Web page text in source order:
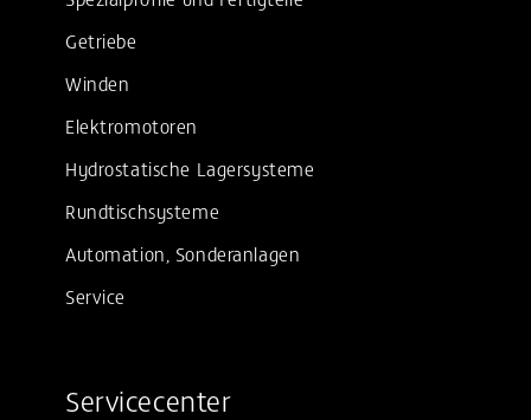
Getriebe
Winden
Elektromotoren
Hydrostatische Lagersysteme
Rundtischsysteme
Automation, Sonderanlagen
Service
Servicecenter